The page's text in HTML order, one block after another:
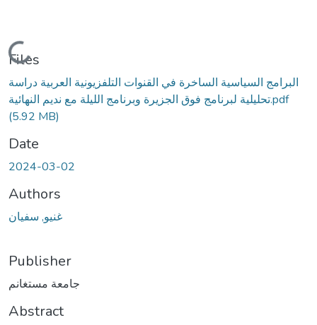
Loading...
Files
البرامج السياسية الساخرة في القنوات التلفزيونية العربية دراسة
تحليلية لبرنامج فوق الجزيرة وبرنامج الليلة مع نديم النهائية.pdf
(5.92 MB)
Date
2024-03-02
Authors
غنيو, سفيان
Publisher
جامعة مستغانم
Abstract